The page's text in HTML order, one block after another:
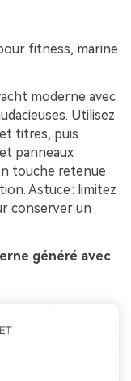
fitness, marine
moderne avec
Utilisez
titres, puis
panneaux
touche retenue
Astuce : limitez
conserver un
généré avec